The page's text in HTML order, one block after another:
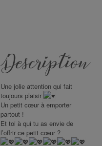
Description
Une jolie attention qui fait
toujours plaisir
Un petit cœur à emporter
partout !
Et toi à qui tu as envie de
l’offrir ce petit cœur ?